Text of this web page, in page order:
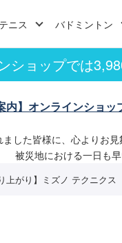
ニス バドミントン
ショップでは
内】オンラインショ
した皆様に、心よりお
被災地における一日も
り上がり】ミズノ テクニク